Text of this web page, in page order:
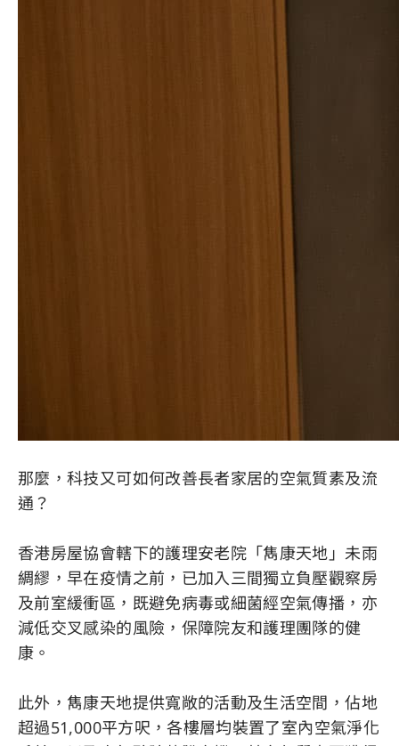
那麼，科技又可如何改善長者家居的空氣質素及流
通？
香港房屋協會轄下的護理安老院「雋康天地」未雨
綢繆，早在疫情之前，已加入三間獨立負壓觀察房
及前室緩衝區，既避免病毒或細菌經空氣傳播，亦
減低交叉感染的風險，保障院友和護理團隊的健
康。
此外，雋康天地提供寬敞的活動及生活空間，佔地
超過51,000平方呎，各樓層均裝置了室內空氣淨化